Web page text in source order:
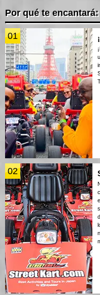
Por qué te encantará:
01
02